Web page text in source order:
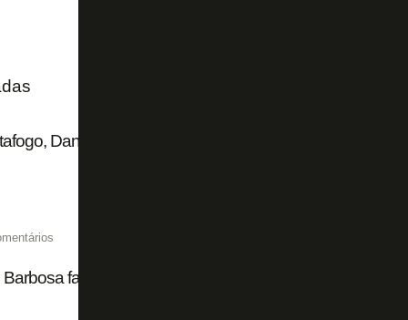
Danilo Barbosa desperta interesse do Vasco para
faz visita ao Botafogo: 'Sempre um motivo de